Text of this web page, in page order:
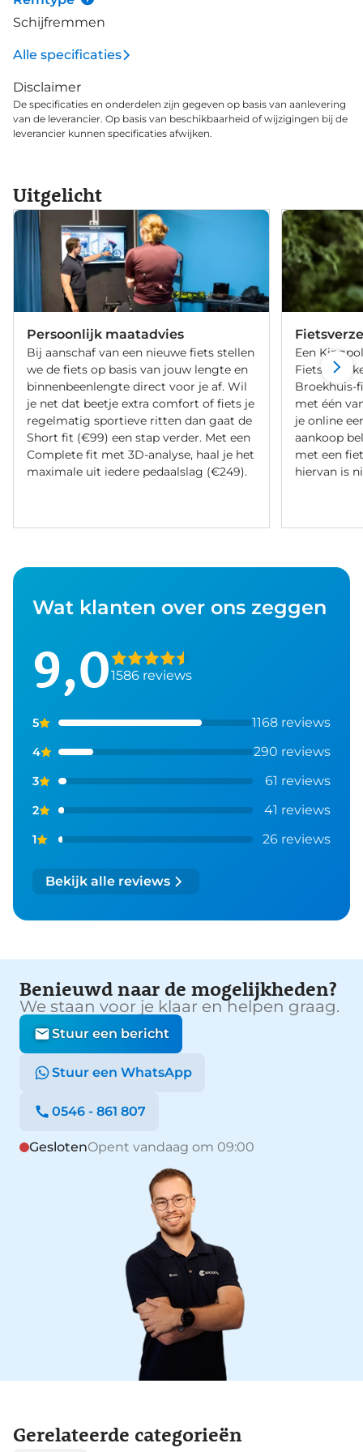
Schijfremmen
Alle specificaties
Disclaimer
De specificaties en onderdelen zijn gegeven op basis van aanlevering
van de leverancier. Op basis van beschikbaarheid of wijzigingen bij de
leverancier kunnen specificaties afwijken.
Uitgelicht
Persoonlijk maatadvies
Bij aanschaf van een nieuwe fiets stellen
we de fiets op basis van jouw lengte en
binnenbeenlengte direct voor je af. Wil
je net dat beetje extra comfort of fiets je
regelmatig sportieve ritten dan gaat de
Short fit (€99) een stap verder. Met een
Complete fit met 3D-analyse, haal je het
maximale uit iedere pedaalslag (€249).
Een
Broekhuis-
met één
je online
aankoop
met een
hiervan is
Wat klanten over ons zeggen
9,01586 reviews
5 1168 reviews
4 290 reviews
3 61 reviews
2 41 reviews
1 26 reviews
Bekijk alle reviews
Benieuwd naar de mogelijkheden?
We staan voor je klaar en helpen graag.
Stuur een bericht
Stuur een WhatsApp
0546 - 861 807
GeslotenOpent vandaag om 09:00
Gerelateerde categorieën